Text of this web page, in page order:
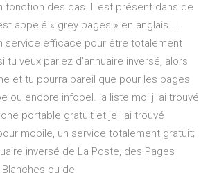
fonction des cas. Il est présent dans de
appelé « grey pages » en anglais. Il
service efficace pour être totalement
tu veux parlez d'annuaire inversé, alors
et tu pourra pareil que pour les pages
ou encore infobel. la liste moi j' ai trouvé
portable gratuit et je l'ai trouvé
mobile, un service totalement gratuit;
inversé de La Poste, des Pages
ou de